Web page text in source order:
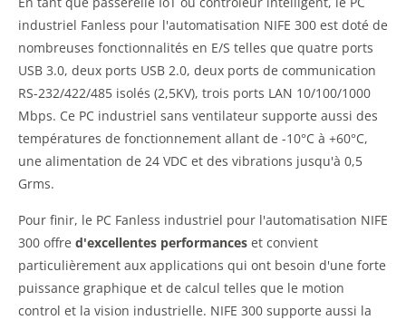
industriel Fanless pour l'automatisation NIFE 300 est doté de
nombreuses fonctionnalités en E/S telles que quatre ports
USB 3.0, deux ports USB 2.0, deux ports de communication
RS-232/422/485 isolés (2,5KV), trois ports LAN 10/100/1000
Mbps. Ce PC industriel sans ventilateur supporte aussi des
températures de fonctionnement allant de -10°C à +60°C,
une alimentation de 24 VDC et des vibrations jusqu'à 0,5
Grms.
Pour finir, le PC Fanless industriel pour l'automatisation NIFE
300 offre d'excellentes performances et convient
particulièrement aux applications qui ont besoin d'une forte
puissance graphique et de calcul telles que le motion
control et la vision industrielle. NIFE 300 supporte aussi la